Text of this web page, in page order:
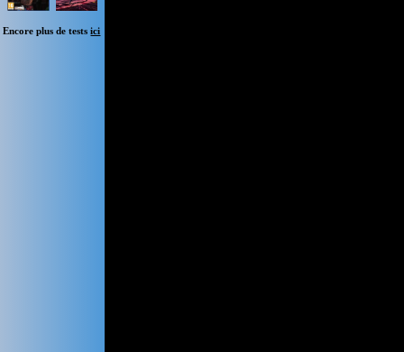
Encore plus de testsici